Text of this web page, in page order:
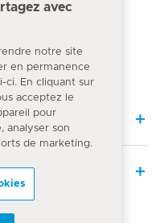
avec
notre site
en permanence
ci. En cliquant sur
acceptez le
pour
analyser son
de marketing.